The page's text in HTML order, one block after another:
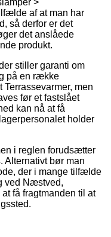
af at man har
så derfor er det
det anslåede
produkt.
stiller garanti om
på en række
men
før et fastslået
kan nå at få
holder
i reglen forudsætter
Alternativt bør man
der i mange tilfælde
ved Næstved,
få fragtmanden til at